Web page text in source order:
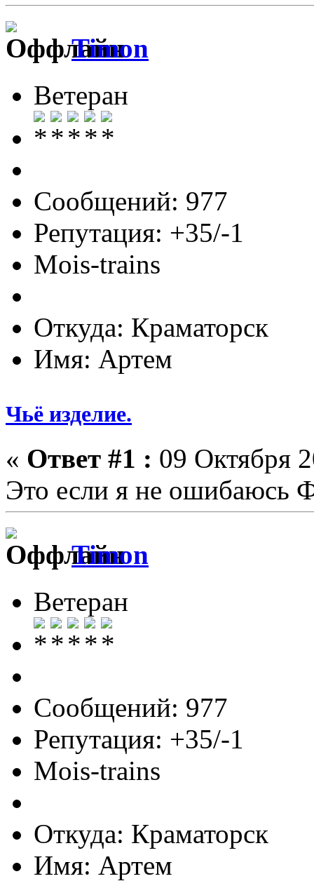
Timon
Ветеран
Сообщений: 977
Репутация: +35/-1
Mois-trains
Откуда: Краматорск
Имя: Артем
Чьё изделие.
« Ответ #1 : 09 Октября
Это если я не ошибаюсь
Timon
Ветеран
Сообщений: 977
Репутация: +35/-1
Mois-trains
Откуда: Краматорск
Имя: Артем